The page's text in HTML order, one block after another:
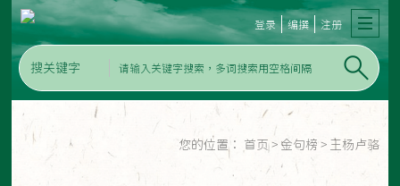
搜关键字
登录 编撰 注册
您的位置： 首页 > 金句榜 > 王杨卢骆